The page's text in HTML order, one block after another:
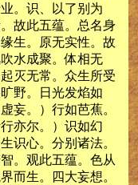
。识、以了别为
故此五蕴。总名身
生。原无实性。故
水成聚。体相无
灭无常。众生所受
野。日光发焰如
妄。）行如芭蕉。
亦尔。）识如幻
识心。分别诸法。
。观此五蕴。色从
而生。四大妄想。